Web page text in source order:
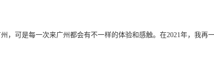
，可是每一次来广州都会有不一样的体验和感触。在2021年，我再